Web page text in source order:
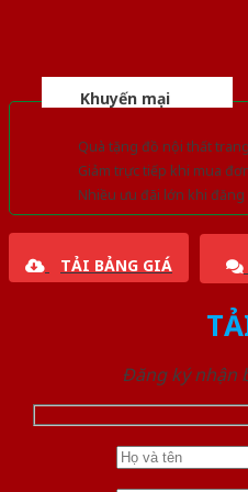
Khuyến mại
Quà tặng đồ nội thất
Giảm trực tiếp khi mua
Nhiều ưu đãi lớn khi
TẢI BẢNG GIÁ
Đăng ký nhận